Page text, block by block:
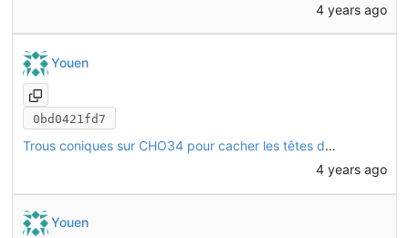
4 years ago
Youen
0bd0421fd7
Trous coniques sur CHO34 pour cacher les têtes de vis
4 years ago
Youen